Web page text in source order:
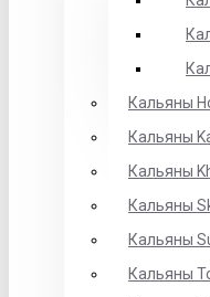
Кальяны
Кальяны
Кальяны
Кальяны
Кальяны
Кальяны